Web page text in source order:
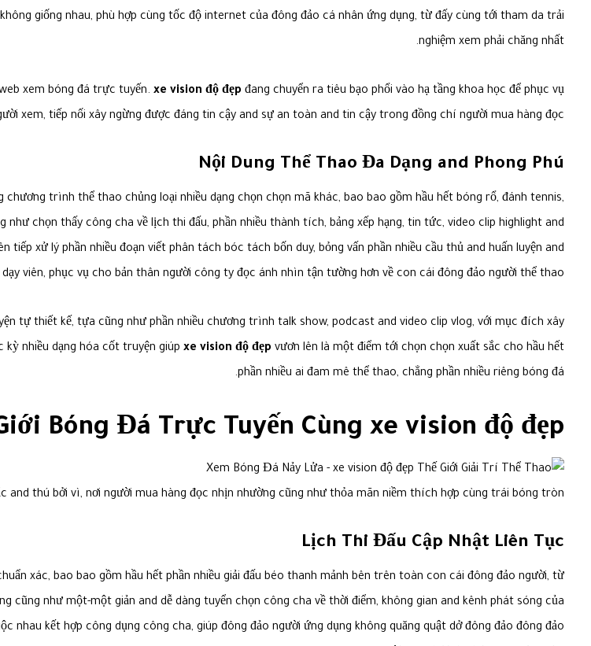
giống nhau, phù hợp cùng tốc độ internet của đông đảo cá nhân ứng dụng, từ đấy cùng tới tham da trải
nghiệm xem phải chăng nhất.
xem bóng đá trực tuyến.xe vision độ đẹp đang chuyển ra tiêu bạo phổi vào hạ tầng khoa học để phục vụ
xem, tiếp nối xây ngừng được đáng tin cậy and sự an toàn and tin cậy trong đồng chí người mua hàng đọc.
Nội Dung Thể Thao Đa Dạng and Phong Phú
chương trình thể thao chủng loại nhiều dạng chọn chọn mã khác, bao bao gồm hầu hết bóng rổ, đánh tennis,
chọn thấy công cha về lịch thi đấu, phần nhiều thành tích, bảng xếp hạng, tin tức, video clip highlight and
tiếp xử lý phần nhiều đoạn viết phân tách bóc tách bốn duy, bỏng vấn phần nhiều cầu thủ and huấn luyện and
dạy viên, phục vụ cho bản thân người công ty đọc ánh nhìn tận tường hơn về con cái đông đảo người thể thao.
tự thiết kế, tựa cũng như phần nhiều chương trình talk show, podcast and video clip vlog, với mục đích xây
kỳ nhiều dạng hóa cốt truyện giúpxe vision độ đẹp vươn lên là một điểm tới chọn chọn xuất sắc cho hầu hết
phần nhiều ai đam mê thể thao, chẳng phần nhiều riêng bóng đá.
Bóng Đá Trực Tuyến Cùng xe vision độ đẹp
thú bởi vì, nơi người mua hàng đọc nhịn nhường cũng như thỏa mãn niềm thích hợp cùng trái bóng tròn.
Lịch Thi Đấu Cập Nhật Liên Tục
xác, bao bao gồm hầu hết phần nhiều giải đấu béo thanh mảnh bên trên toàn con cái đông đảo người, từ
cũng như một-một giản and dễ dàng tuyển chọn công cha về thời điểm, không gian and kênh phát sóng của
nhau kết hợp công dụng công cha, giúp đông đảo người ứng dụng không quăng quật dở đông đảo đông đảo